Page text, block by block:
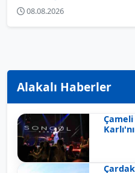
08.08.2026
Alakalı Haberler